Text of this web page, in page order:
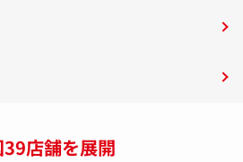
店舗を展開